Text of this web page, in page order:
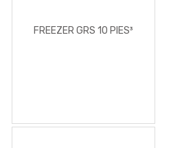
FREEZER GRS 10 PIES³